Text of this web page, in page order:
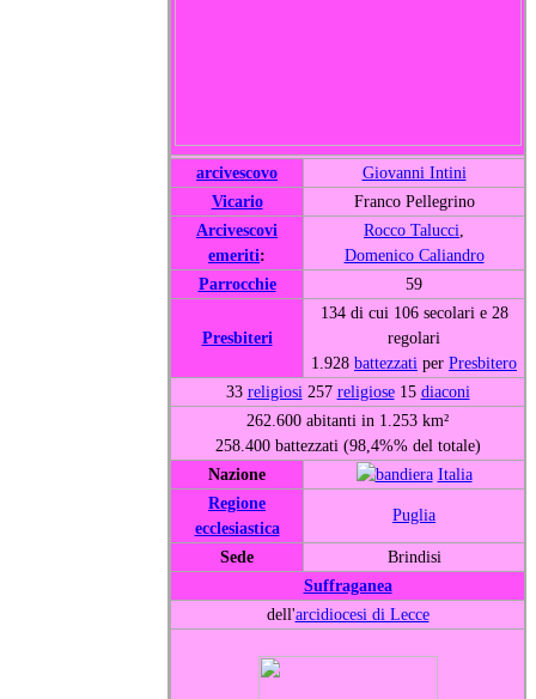
arcivescovo
Giovanni Intini
Vicario
Franco Pellegrino
Arcivescovi
emeriti:
Rocco Talucci
Domenico Caliandro
Parrocchie
59
Presbiteri
134 di cui 106 secolari e 28
regolari
1.928 battezzati per Presbitero
33 religiosi 257 religiose15 diaconi
262.600 abitanti in 1.253 km²
258.400 battezzati (98,4%% del totale)
Nazione
Italia
Regione
ecclesiastica
Puglia
Sede
Brindisi
Suffraganea
dell'arcidiocesi di Lecce